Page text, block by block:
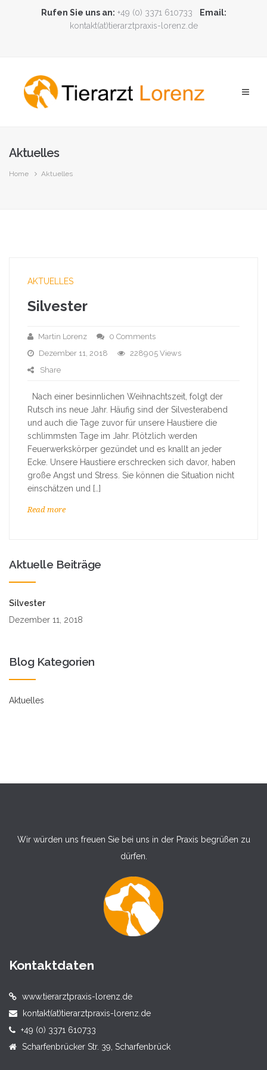
Rufen Sie uns an: +49 (0) 3371 610733
Email:
kontakt(at)tierarztpraxis-lorenz.de
Aktuelles
Home Aktuelles
AKTUELLES
Silvester
Martin Lorenz
0 Comments
Dezember 11, 2018
228905 Views
Share
Nach einer besinnlichen Weihnachtszeit, folgt der
Rutsch ins neue Jahr. Häufig sind der Silvesterabend
und auch die Tage zuvor für unsere Haustiere die
schlimmsten Tage im Jahr. Plötzlich werden
Feuerwerkskörper gezündet und es knallt an jeder
Ecke. Unsere Haustiere erschrecken sich davor, haben
große Angst und Stress. Sie können die Situation nicht
einschätzen und […]
Read more
Aktuelle Beiträge
Silvester
Dezember 11, 2018
Blog Kategorien
Aktuelles
Wir würden uns freuen Sie bei uns in der Praxis begrüßen zu
dürfen.
Kontaktdaten
www.tierarztpraxis-lorenz.de
kontakt(at)tierarztpraxis-lorenz.de
+49 (0) 3371 610733
Scharfenbrücker Str. 39, Scharfenbrück